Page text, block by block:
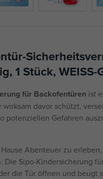
1 Stück, WEISS-
für Backofentüren ist
davor schützt,
potenziellen Gefahren
Abenteuer zu
Die Sipo-Kindersicherung
die Tür öffnen und beugt